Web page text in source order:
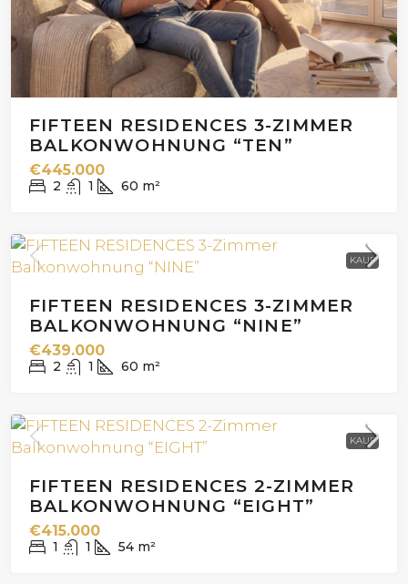
FIFTEEN RESIDENCES 3-ZIMMER
BALKONWOHNUNG “TEN”
€445.000
2 1 60 m²
KAUF
FIFTEEN RESIDENCES 3-ZIMMER
BALKONWOHNUNG “NINE”
€439.000
2 1 60 m²
KAUF
FIFTEEN RESIDENCES 2-ZIMMER
BALKONWOHNUNG “EIGHT”
€415.000
1 1 54 m²